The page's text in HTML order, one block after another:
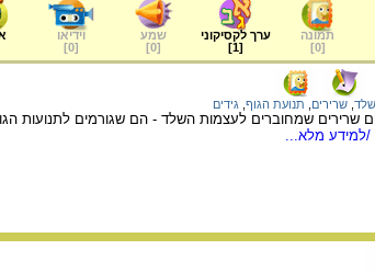
תמונה
[
0
]
ערך לקסיקוני
[
1
]
שמע
[
0
]
וידיאו
[
0
]
שלד שרירים תנועת הגוף גידים
שרירים שמחוברים לעצמות השלד - הם שגורמים לתנועות
/למידע מלא...